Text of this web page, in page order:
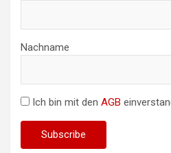
Nachname
Ich bin mit den AGB